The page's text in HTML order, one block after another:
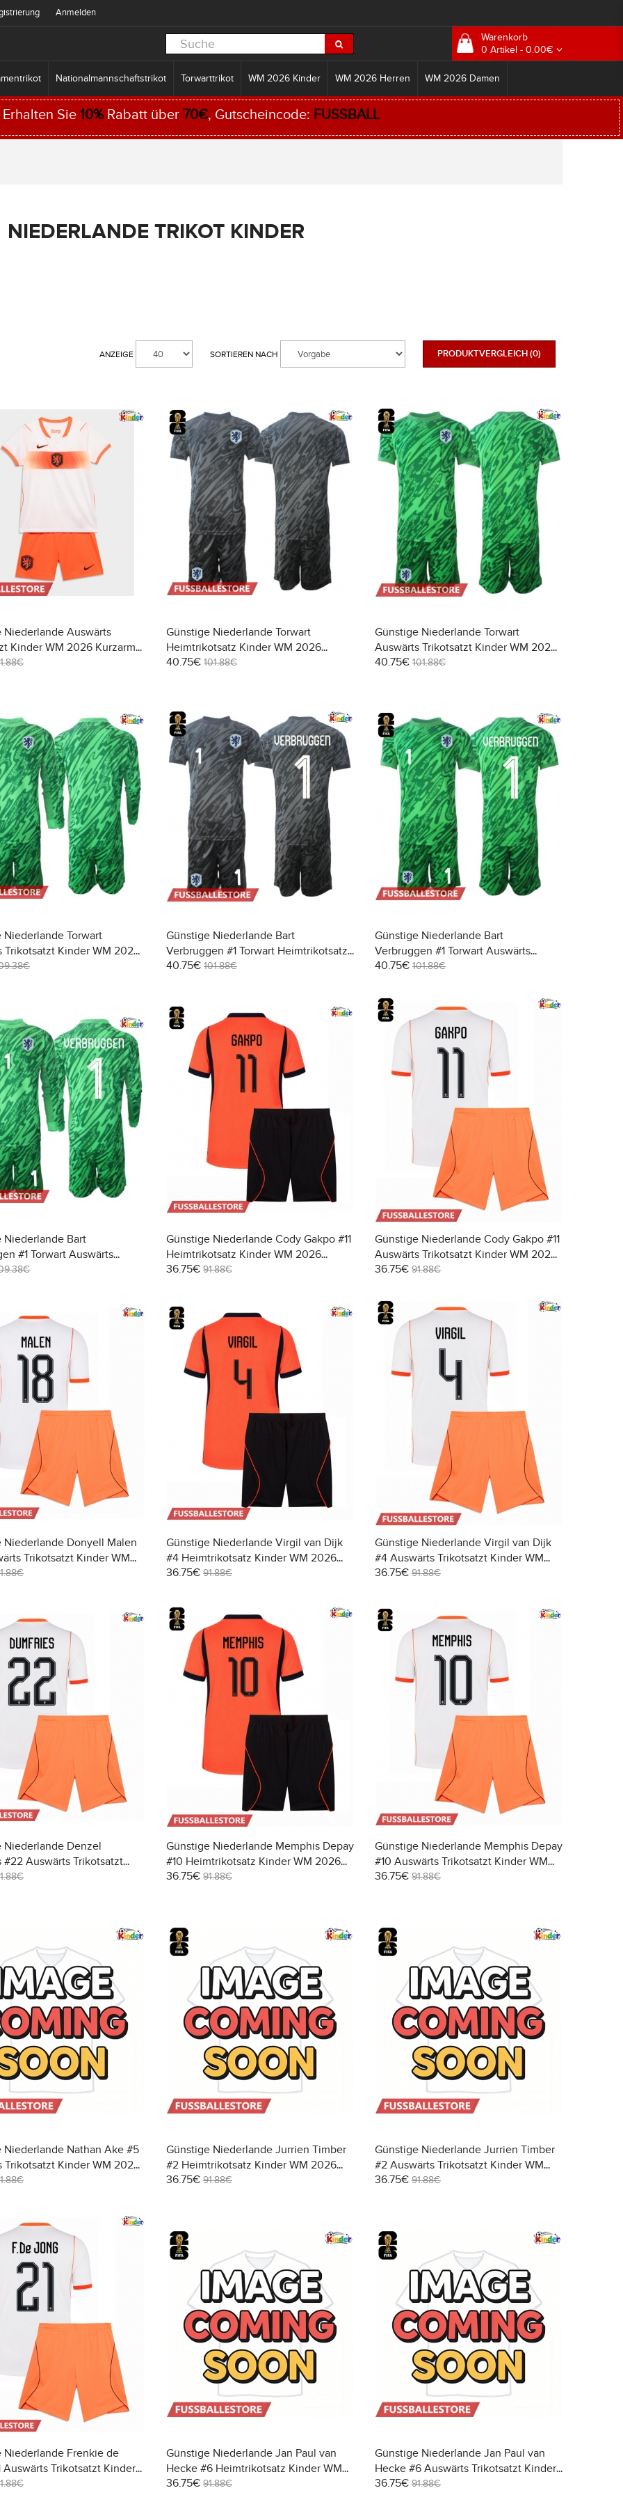
Anmelden
Warenkorb
0 Artikel - 0.00€
Nationalmannschaftstrikot Torwarttrikot WM 2026 Kinder WM 2026 Herren WM 2026 Damen
Erhalten Sie 10%Rabatt über 70€, Gutscheincode: FUSSBALL
NIEDERLANDE TRIKOT KINDER
PRODUKTVERGLEICH (0)
SORTIEREN NACH
ANZEIGE
Niederlande Auswärts
Kinder WM 2026 Kurzarm
Günstige Niederlande Torwart
Heimtrikotsatz Kinder WM 2026
Kurzarm (+ Kurze Hosen)
40.75€ 101.88€
Günstige Niederlande Torwart
Auswärts Trikotsatzt Kinder WM 2026
Kurzarm (+ Kurze Hosen)
40.75€ 101.88€
Niederlande Torwart
Trikotsatzt Kinder WM 2026
Kurze Hosen)
Günstige Niederlande Bart
Verbruggen #1 Torwart Heimtrikotsatz
Kinder WM 2026 Kurzarm (+ Kurze
40.75€ 101.88€
Günstige Niederlande Bart
Verbruggen #1 Torwart Auswärts
Trikotsatzt Kinder WM 2026 Kurzarm
40.75€ 101.88€
Niederlande Bart
#1 Torwart Auswärts
Kinder WM 2026 Langarm
Günstige Niederlande Cody Gakpo #11
Heimtrikotsatz Kinder WM 2026
Kurzarm (+ Kurze Hosen)
36.75€ 91.88€
Günstige Niederlande Cody Gakpo #11
Auswärts Trikotsatzt Kinder WM 2026
Kurzarm (+ Kurze Hosen)
36.75€ 91.88€
Niederlande Donyell Malen
Trikotsatzt Kinder WM
(+ Kurze Hosen)
Günstige Niederlande Virgil van Dijk
#4 Heimtrikotsatz Kinder WM 2026
Kurzarm (+ Kurze Hosen)
36.75€ 91.88€
Günstige Niederlande Virgil van Dijk
#4 Auswärts Trikotsatzt Kinder WM
2026 Kurzarm (+ Kurze Hosen)
36.75€ 91.88€
Niederlande Denzel
#22 Auswärts Trikotsatzt
2026 Kurzarm (+ Kurze
Günstige Niederlande Memphis Depay
#10 Heimtrikotsatz Kinder WM 2026
Kurzarm (+ Kurze Hosen)
36.75€ 91.88€
Günstige Niederlande Memphis Depay
#10 Auswärts Trikotsatzt Kinder WM
2026 Kurzarm (+ Kurze Hosen)
36.75€ 91.88€
Niederlande Nathan Ake #5
Trikotsatzt Kinder WM 2026
Kurze Hosen)
Günstige Niederlande Jurrien Timber
#2 Heimtrikotsatz Kinder WM 2026
Kurzarm (+ Kurze Hosen)
36.75€ 91.88€
Günstige Niederlande Jurrien Timber
#2 Auswärts Trikotsatzt Kinder WM
2026 Kurzarm (+ Kurze Hosen)
36.75€ 91.88€
Niederlande Frenkie de
Auswärts Trikotsatzt Kinder
Kurzarm (+ Kurze Hosen)
Günstige Niederlande Jan Paul van
Hecke #6 Heimtrikotsatz Kinder WM
2026 Kurzarm (+ Kurze Hosen)
36.75€ 91.88€
Günstige Niederlande Jan Paul van
Hecke #6 Auswärts Trikotsatzt Kinder
WM 2026 Kurzarm (+ Kurze Hosen)
36.75€ 91.88€